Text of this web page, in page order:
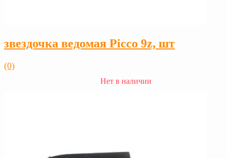
звездочка ведомая Picco 9z, шт
(0)
Нет в наличии